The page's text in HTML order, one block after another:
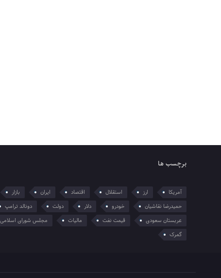
برچسب ها
آمریکا ارز استقلال اقتصاد ایران بازار
حمیدرضا نقاشیان
خودرو دلار دولت دونالد ترامپ
عربستان سعودی
قیمت نفت مالیات مجلس شورای اسلامی
گمرک